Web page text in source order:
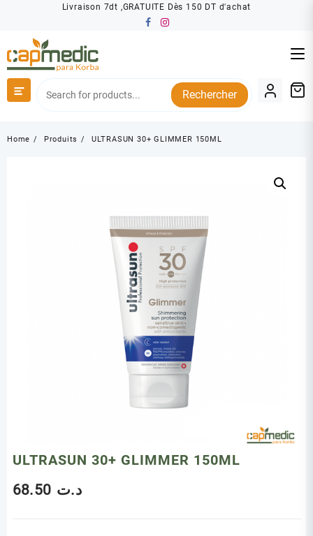
Livraison 7dt ,GRATUITE Dès 150 DT d'achat
Rechercher
Home Produits ULTRASUN 30+ GLIMMER 150ML
ULTRASUN 30+ GLIMMER 150ML
د.ت